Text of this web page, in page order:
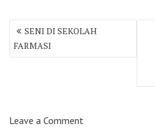
Post
navigation
SENI DI SEKOLAH
FARMASI
Leave a Comment